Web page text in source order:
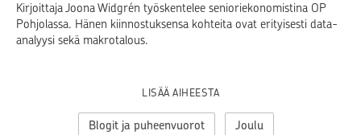
Kirjoittaja Joona Widgrén työskentelee senioriekonomistina OP
Pohjolassa. Hänen kiinnostuksensa kohteita ovat erityisesti data-
analyysi sekä makrotalous.
LISÄÄ AIHEESTA
Blogit ja puheenvuorot Joulu